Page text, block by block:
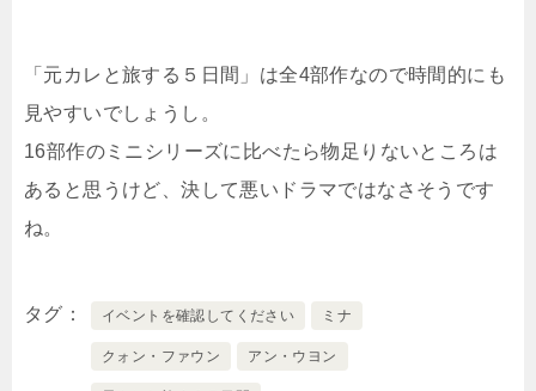
「元カレと旅する５日間」は全4部作なので時間的にも
見やすいでしょうし。
16部作のミニシリーズに比べたら物足りないところは
あると思うけど、決して悪いドラマではなさそうです
ね。
タグ イベントを確認してください ミナ
クォン・ファウン アン・ウヨン